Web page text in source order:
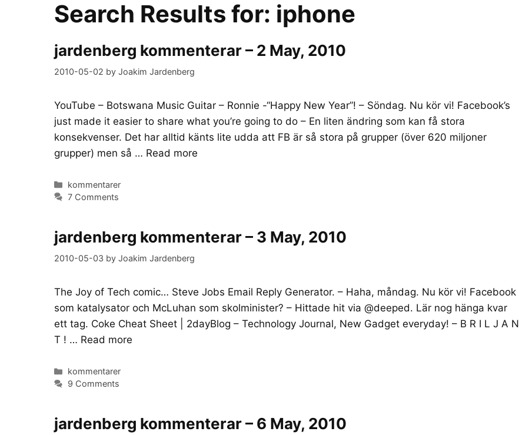
Search Results for: iphone
jardenberg kommenterar – 2 May, 2010
2010-05-02 by Joakim Jardenberg
YouTube – Botswana Music Guitar – Ronnie -“Happy New Year”! – Söndag. Nu kör vi! Facebook’s
just made it easier to share what you’re going to do – En liten ändring som kan få stora
konsekvenser. Det har alltid känts lite udda att FB är så stora på grupper (över 620 miljoner
grupper) men så … Read more
Categories
kommentarer
7 Comments
jardenberg kommenterar – 3 May, 2010
2010-05-03 by Joakim Jardenberg
The Joy of Tech comic… Steve Jobs Email Reply Generator. – Haha, måndag. Nu kör vi! Facebook
som katalysator och McLuhan som skolminister? – Hittade hit via @deeped. Lär nog hänga kvar
ett tag. Coke Cheat Sheet | 2dayBlog – Technology Journal, New Gadget everyday! – B R I L J A N
T ! … Read more
Categories
kommentarer
9 Comments
jardenberg kommenterar – 6 May, 2010